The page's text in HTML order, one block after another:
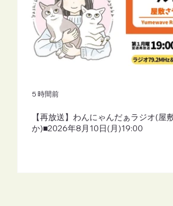
【再放送】わんにゃんだぁラジオ(屋
か)■2026年8月10日(月)19:00
5 時間前